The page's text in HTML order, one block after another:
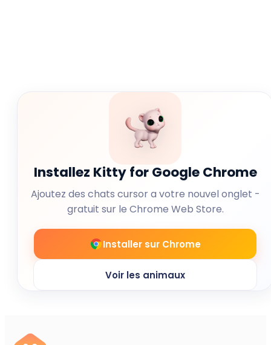
Installez Kitty for Google Chrome
Ajoutez des chats cursor a votre nouvel onglet -
gratuit sur le Chrome Web Store.
Installer sur Chrome
Voir les animaux